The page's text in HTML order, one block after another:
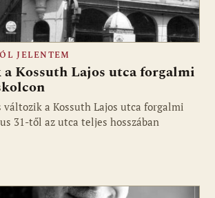
JELENTEM
Kossuth Lajos utca forgalmi
a Kossuth Lajos utca forgalmi
31-től az utca teljes hosszában